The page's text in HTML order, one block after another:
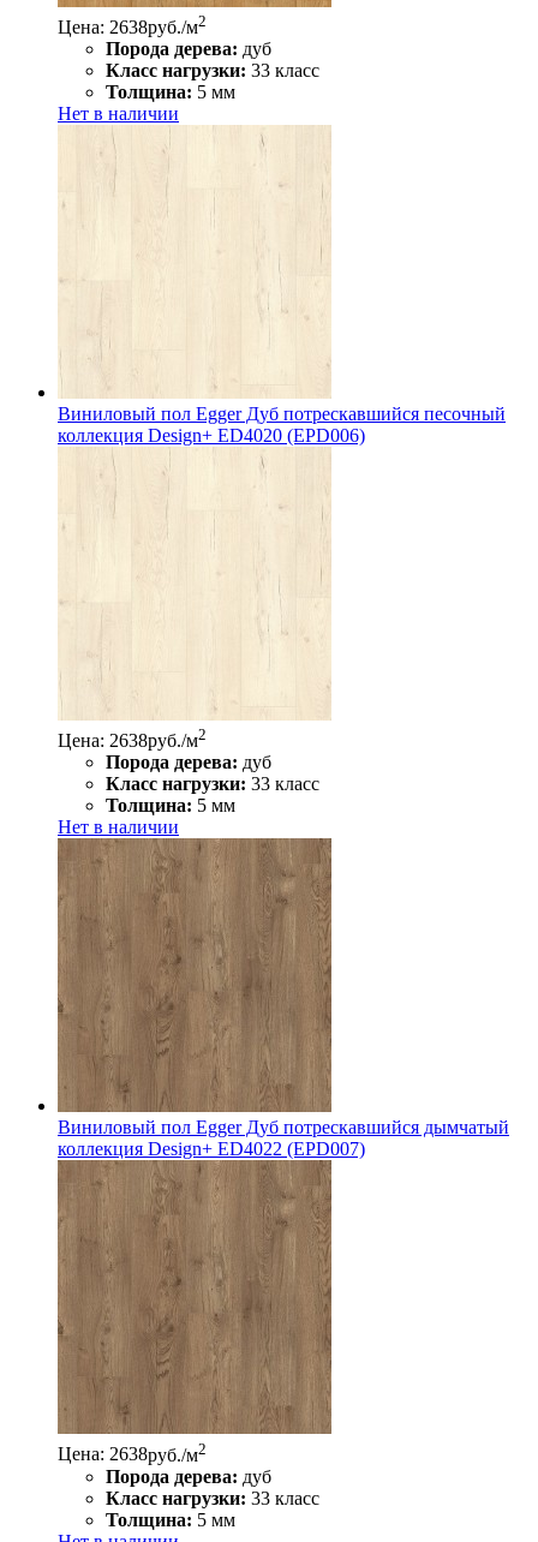
Цена: 2638руб./м2
Порода дерева: дуб
Класс нагрузки: 33 класс
Толщина: 5 мм
Нет в наличии
Виниловый пол Egger Дуб потрескавшийся песочный
коллекция Design+ ED4020 (EPD006)
Цена: 2638руб./м2
Порода дерева: дуб
Класс нагрузки: 33 класс
Толщина: 5 мм
Нет в наличии
Виниловый пол Egger Дуб потрескавшийся дымчатый
коллекция Design+ ED4022 (EPD007)
Цена: 2638руб./м2
Порода дерева: дуб
Класс нагрузки: 33 класс
Толщина: 5 мм